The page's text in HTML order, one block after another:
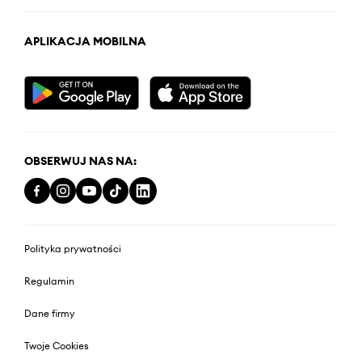
APLIKACJA MOBILNA
OBSERWUJ NAS NA:
Polityka prywatności
Regulamin
Dane firmy
Twoje Cookies